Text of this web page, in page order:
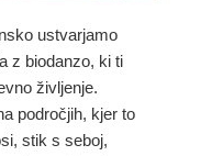
ustvarjamo
z biodanzo, ki ti
življenje.
področjih, kjer to
stik s seboj,